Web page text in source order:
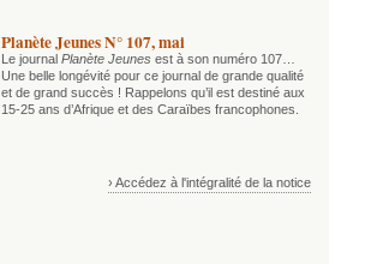
Planète Jeunes N° 107, mai
Le journal Planète Jeunes est à son numéro 107…
Une belle longévité pour ce journal de grande qualité
et de grand succès ! Rappelons qu’il est destiné aux
15-25 ans d’Afrique et des Caraïbes francophones.
› Accédez à l'intégralité de la notice